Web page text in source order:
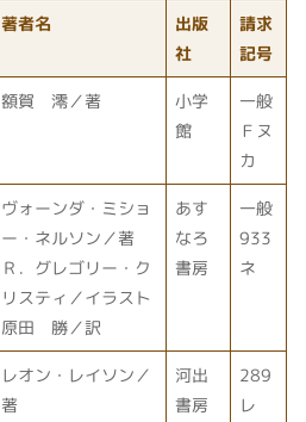
著者名
出版
社
請求
記号
額賀 澪／著
小学
館
一般
Ｆヌ
カ
ヴォーンダ・ミショ
ー・ネルソン／著
Ｒ．グレゴリー・ク
リスティ／イラスト
原田 勝／訳
あす
なろ
書房
一般
933
ネ
レオン・レイソン／
著
河出
書房
289
レ